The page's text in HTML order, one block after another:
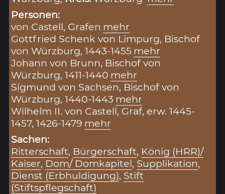
Personen:
von Castell, Grafen mehr
Gottfried Schenk von Limpurg, Bischof
von Würzburg, 1443-1455 mehr
Johann von Brunn, Bischof von
Würzburg, 1411-1440 mehr
Sigmund von Sachsen, Bischof von
Würzburg, 1440-1443 mehr
Wilhelm II. von Castell, Graf, erw. 1445-
1457, 1426-1479 mehr
Sachen:
Ritterschaft, Bürgerschaft, König (HRR)/
Kaiser, Dom/ Domkapitel, Supplikation,
Dienst (Erbhuldigung), Stift
(Stiftspflegschaft)